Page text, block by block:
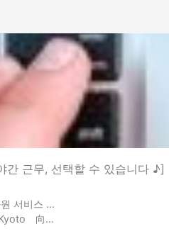
간 근무, 선택할 수 있습니다
시 채용 / 채용
町 / 京都府